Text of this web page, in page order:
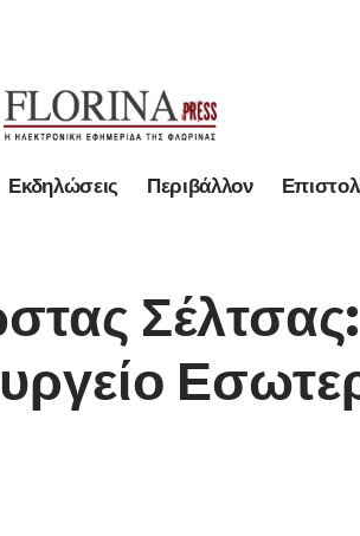
Εκδηλώσεις Περιβάλλον
Σέλτσας: